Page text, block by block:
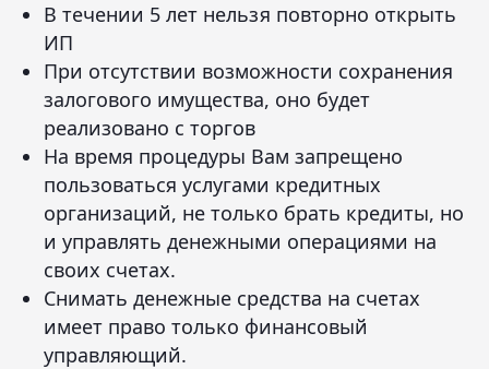
В течении 5 лет нельзя повторно открыть
ИП
При отсутствии возможности сохранения
залогового имущества, оно будет
реализовано с торгов
На время процедуры Вам запрещено
пользоваться услугами кредитных
организаций, не только брать кредиты, но
и управлять денежными операциями на
своих счетах.
Снимать денежные средства на счетах
имеет право только финансовый
управляющий.